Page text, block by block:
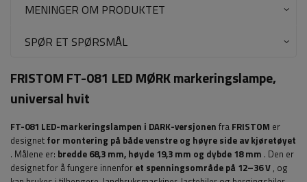
MENINGER OM PRODUKTET
SPØR ET SPØRSMÅL
FRISTOM FT-081 LED MØRK markeringslampe,
universal hvit
FT-081 LED-markeringslampen i DARK-versjonen fra FRISTOM er
designet for montering på både venstre og høyre side av kjøretøyet
. Målene er: bredde 68,3 mm, høyde 19,3 mm og dybde 18 mm . Den er
designet for å fungere innenfor et spenningsområde på 12–36 V, og